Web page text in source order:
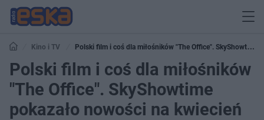
Kino i TV
Polski film i coś dla miłośników "The Office". SkyShowtime
pokazało nowości na kwiecień
Polski film i coś dla miłośników
"The Office". SkyShowtime
pokazało nowości na kwiecień